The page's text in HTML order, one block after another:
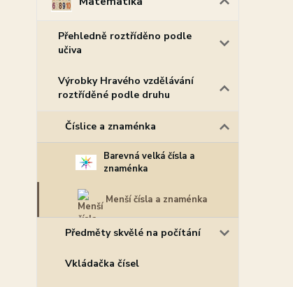
Přehledně roztříděno podle
učiva
Výrobky Hravého vzdělávání
roztříděné podle druhu
Číslice a znaménka
Barevná velká čísla a
znaménka
Menší čísla a znaménka
Předměty skvělé na počítání
Vkládačka čísel